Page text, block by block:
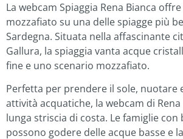
La webcam Spiaggia Rena Bianca
mozzafiato su una delle spiagge più
Sardegna. Situata nella affascinante
Gallura, la spiaggia vanta acque
fine e uno scenario mozzafiato.
Perfetta per prendere il sole, nuotare
attività acquatiche, la webcam di Rena
lunga striscia di costa. Le famiglie
possono godere delle acque basse e